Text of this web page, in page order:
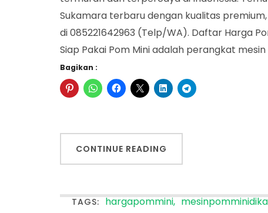
Sukamara terbaru dengan kualitas
di 085221642963 (Telp/WA). Daftar Harga
Siap Pakai Pom Mini adalah perangkat mesin
Bagikan :
CONTINUE READING
TAGS: hargapommini